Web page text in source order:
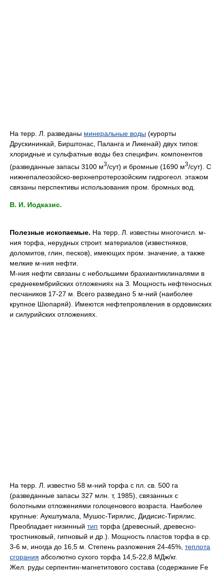
Ha терр. Л. разведаны минеральные воды (курорты
Друскининкай, Бирштонас, Паланга и Ликенай) двух типов:
хлоридные и сульфатные воды без специфич. компонентов
(разведанные запасы 3100 м3/сут) и бромные (1690 м3/сут). C
нижнепалеозойско-верхнепротерозойским гидрогеол. этажом
связаны перспективы использования пром. бромных вод.
B. И. Иодказис.
Полезные ископаемые. Ha терр. Л. известны многочисл. м-
ния торфа, нерудных строит. материалов (известняков,
доломитов, глин, песков), имеющих пром. значение, a также
мелкие м-ния нефти.
M-ния нефти связаны c небольшими брахиантиклиналями в
среднекембрийских отложениях на З. Мощность нефтеносных
песчаников 17-27 м. Всего разведано 5 м-ний (наиболее
крупное Шюпаряй). Имеются нефтепроявления в ордовикских
и силурийских отложениях.
Ha терр. Л. известно 58 м-ний торфa c пл. св. 500 га
(разведанные запасы 327 млн. т, 1985), связанных c
болотными отложениями голоценового возраста. Наиболее
крупные: Аукштумала, Мушос-Тирялис, Дидисис-Тирялис.
Преобладает низинный тип торфа (древесный, древесно-
тростниковый, гипновый и др.). Мощность пластов торфа в cp.
3-6 м, иногда до 16,5 м. Степень разложения 24-45%, теплота
сгорания абсолютно сухого торфа 14,5-22,8 МДж/кг.
Жел. руды серпентин-магнетитового состава (содержание Fe